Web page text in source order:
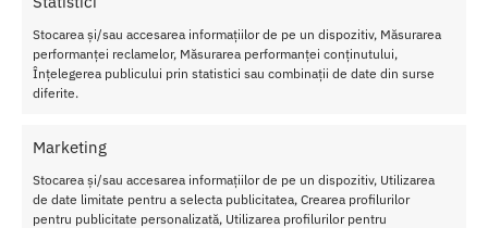
Stocarea și/sau accesarea informațiilor de pe un dispozitiv, Măsurarea
performanței reclamelor, Măsurarea performanței conținutului,
Înțelegerea publicului prin statistici sau combinații de date din surse
diferite.
Marketing
Stocarea și/sau accesarea informațiilor de pe un dispozitiv, Utilizarea
de date limitate pentru a selecta publicitatea, Crearea profilurilor
pentru publicitate personalizată, Utilizarea profilurilor pentru
Pentru toate comenziile de peste 250 lei
Retur Gratis in 21 zile
Toate comenzile pot fi returnate in 14 zile conform termenilor.